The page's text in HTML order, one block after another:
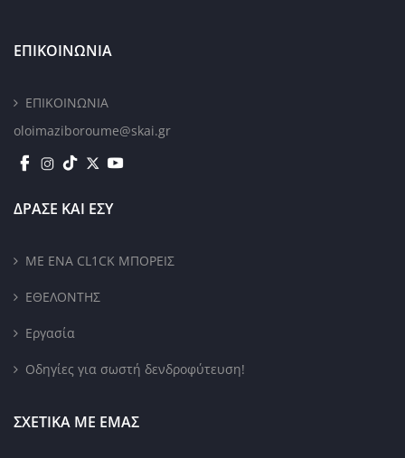
ΕΠΙΚΟΙΝΩΝΙΑ
ΕΠΙΚΟΙΝΩΝΙΑ
oloimaziboroume@skai.gr
ΔΡΑΣΕ ΚΑΙ ΕΣΥ
ΜΕ ΕΝΑ CL1CK ΜΠΟΡΕΙΣ
ΕΘΕΛΟΝΤΗΣ
Εργασία
Οδηγίες για σωστή δενδροφύτευση!
ΣΧΕΤΙΚΑ ΜΕ ΕΜΑΣ